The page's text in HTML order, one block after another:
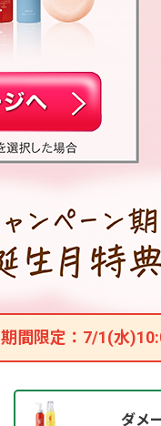
期間限定： 7/1(水
ダメ